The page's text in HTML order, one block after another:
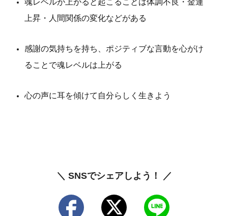
魂レベルが上がると起こることは体調不良・金運
上昇・人間関係の変化などがある
感謝の気持ちを持ち、ポジティブな言動を心がけ
ることで魂レベルは上がる
心の声に耳を傾けて自分らしく生きよう
＼ SNSでシェアしよう！ ／